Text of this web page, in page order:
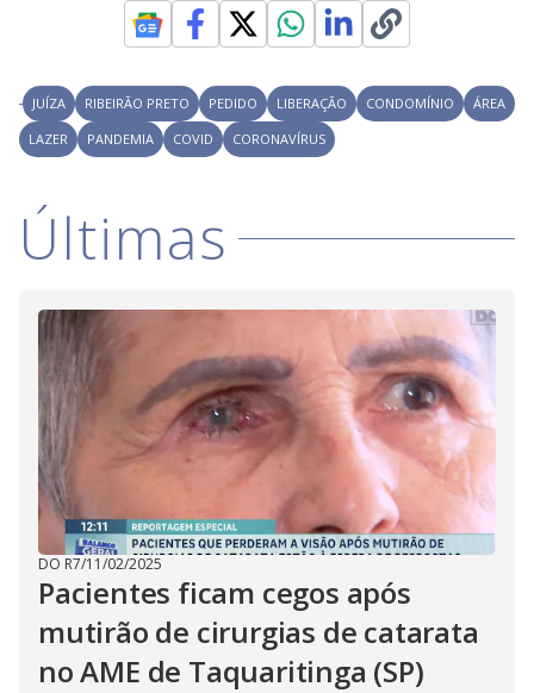
JUÍZA RIBEIRÃO PRETO PEDIDO LIBERAÇÃO CONDOMÍNIO
ÁREA
LAZER
PANDEMIA COVID CORONAVÍRUS
Últimas
DO R7/11/02/2025
Pacientes ficam cegos após
mutirão de cirurgias de catarata
no AME de Taquaritinga (SP)